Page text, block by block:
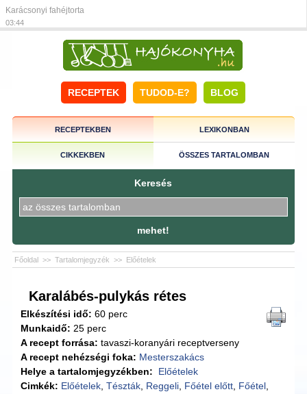
Karácsonyi fahéjtorta
03:44
RECEPTEK TUDOD-E? BLOG
RECEPTEKBEN LEXIKONBAN
CIKKEKBEN ÖSSZES TARTALOMBAN
Keresés
mehet!
Főoldal >> Tartalomjegyzék >> Előételek
Karalábés-pulykás rétes
Elkészítési idő: 60 perc
Munkaidő: 25 perc
A recept forrása: tavaszi-koranyári receptverseny
A recept nehézségi foka: Mesterszakács
Helye a tartalomjegyzékben:
Előételek
Cimkék: Előételek ,Tészták Reggeli Főétel előtt Főétel